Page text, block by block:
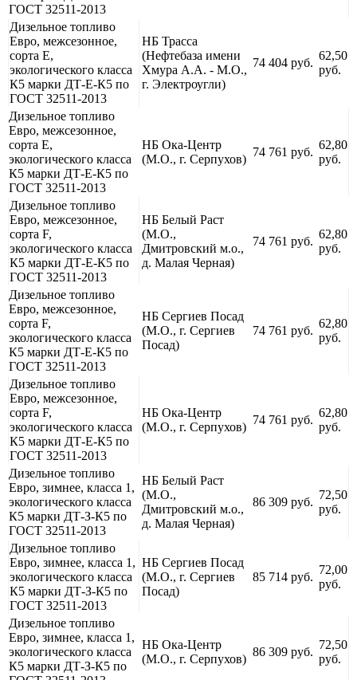
ГОСТ 32511-2013
Дизельное топливо
Евро, межсезонное,
сорта Е,
экологического класса
К5 марки ДТ-Е-К5 по
ГОСТ 32511-2013
НБ Трасса
(Нефтебаза имени
Хмура А.А. - М.О.,
г. Электроугли)
74 404 руб.
62,50
руб.
Дизельное топливо
Евро, межсезонное,
сорта Е,
экологического класса
К5 марки ДТ-Е-К5 по
ГОСТ 32511-2013
НБ Ока-Центр
(М.О., г. Серпухов)
74 761 руб.
62,80
руб.
Дизельное топливо
Евро, межсезонное,
сорта F,
экологического класса
К5 марки ДТ-Е-К5 по
ГОСТ 32511-2013
НБ Белый Раст
(М.О.,
Дмитровский м.о.,
д. Малая Черная)
74 761 руб.
62,80
руб.
Дизельное топливо
Евро, межсезонное,
сорта F,
экологического класса
К5 марки ДТ-Е-К5 по
ГОСТ 32511-2013
НБ Сергиев Посад
(М.О., г. Сергиев
Посад)
74 761 руб.
62,80
руб.
Дизельное топливо
Евро, межсезонное,
сорта F,
экологического класса
К5 марки ДТ-Е-К5 по
ГОСТ 32511-2013
НБ Ока-Центр
(М.О., г. Серпухов)
74 761 руб.
62,80
руб.
Дизельное топливо
Евро, зимнее, класса 1,
экологического класса
К5 марки ДТ-З-К5 по
ГОСТ 32511-2013
НБ Белый Раст
(М.О.,
Дмитровский м.о.,
д. Малая Черная)
86 309 руб.
72,50
руб.
Дизельное топливо
Евро, зимнее, класса 1,
экологического класса
К5 марки ДТ-З-К5 по
ГОСТ 32511-2013
НБ Сергиев Посад
(М.О., г. Сергиев
Посад)
85 714 руб.
72,00
руб.
Дизельное топливо
Евро, зимнее, класса 1,
экологического класса
К5 марки ДТ-З-К5 по
НБ Ока-Центр
(М.О., г. Серпухов)
86 309 руб.
72,50
руб.